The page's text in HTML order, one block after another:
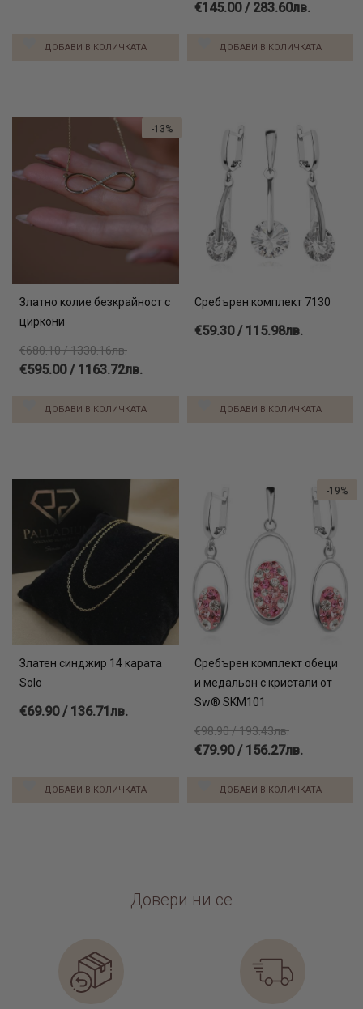
по-интересен и оригинален. Не забравяйте да ни
предназначени за целта!
колиета със зодии
годежен пръстен бяло злато
сребърна гривна дървото на живота
ДОБАВИ В КОЛИЧКАТА
€145.00 / 283.60лв.
ДОБАВИ В КОЛИЧКАТА
Златно колие безкрайност с
циркони
€680.10 / 1330.16лв.
€595.00 / 1163.72лв.
ДОБАВИ В КОЛИЧКАТА
-13%
Сребърен комплект 7130
€59.30 / 115.98лв.
ДОБАВИ В КОЛИЧКАТА
Златен синджир 14 карата
Solo
€69.90 / 136.71лв.
ДОБАВИ В КОЛИЧКАТА
Сребърен комплект обеци
и медальон с кристали от
Sw® SKM101
€98.90 / 193.43лв.
€79.90 / 156.27лв.
ДОБАВИ В КОЛИЧКАТА
-19%
Довери ни се